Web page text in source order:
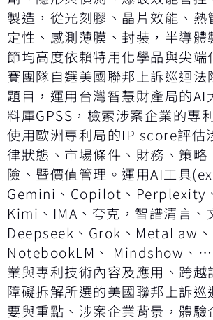
製造，從光刻膠、晶片效能、熱
定性、感測薄膜、封裝，半導體
節均高度依賴特用化學品與尖端
賽團隊自選美國聯邦上訴巡迴法
題目，運用台灣智慧財產局的AI
料庫GPSS，檢索涉案企業的專
使用歐洲專利局的IP score評估
律狀態、市場條件、財務、策略
險、暨價值管理。運用AI工具
Gemini、Copilot、Perplexity
Kimi、IMA、夸克，智譜清言、
Deepseek、Grok、MetaLaw、
NotebookLM、 Mindshow、…
業與專利技術內容及應用、跨越
障礙拆解所選的美國聯邦上訴巡
要與重點、涉案企業背景，體驗